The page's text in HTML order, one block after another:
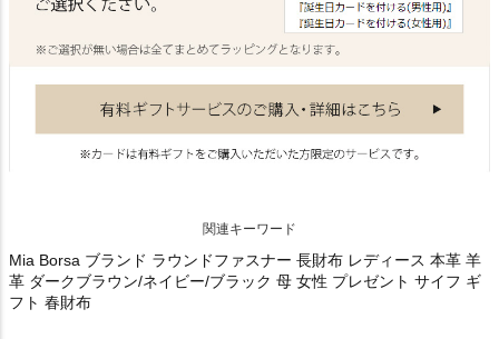
関連キーワード
Mia Borsa ブランド ラウンドファスナー 長財布 レディース 本革 羊
革 ダークブラウン/ネイビー/ブラック 母 女性 プレゼント サイフ ギ
フト 春財布